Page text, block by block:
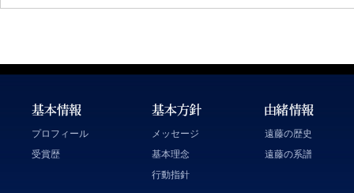
プロフィール
受賞歴
メッセージ
基本理念
行動指針
遠藤の歴史
遠藤の系譜